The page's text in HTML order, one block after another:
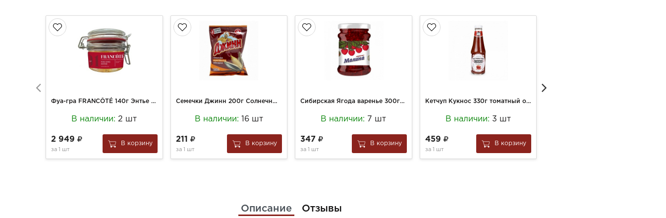
Фуа-гра FRANCÔTÉ 140г Энтье целая с/б
В наличии:2 шт
2 949
за 1 шт
В корзину
Семечки Джинн 200г Солнечный Великан жареные
В наличии: 16 шт
211
за 1 шт
В корзину
Сибирская Ягода варенье 300г малиновое ст/б
В наличии: 7 шт
347
за 1 шт
В корзину
Кетчуп Кукнос 330г томатный острый ст/б
В наличии: 3 шт
459
за 1 шт
В корзину
Описание Отзывы